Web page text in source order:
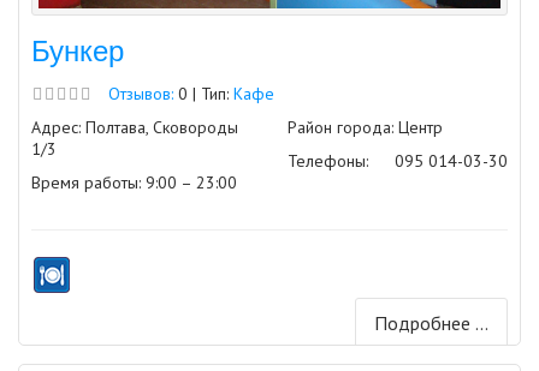
Бункер
Отзывов: 0 | Тип: Кафе
Адрес: Полтава, Сковороды
1/3
Время работы: 9:00 – 23:00
Район города: Центр
Телефоны:
095 014-03-30
Подробнее ...